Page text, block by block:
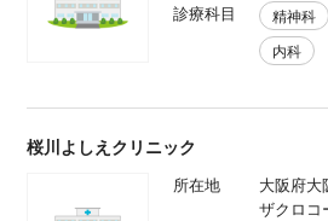
診療科目
精神科
内科
桜川よしえクリニック
所在地
大阪府大
ザクロコ